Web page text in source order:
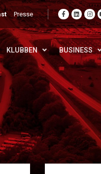
Presse
KLUBBEN BUSINESS